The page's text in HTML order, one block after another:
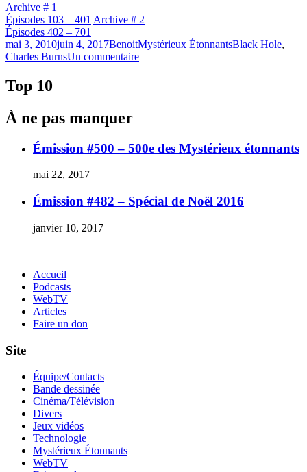
Archive # 1
Épisodes 103 – 401 Archive # 2
Épisodes 402 – 701
Publié
le
mai 3, 2010juin 4, 2017BenoitCatégories
Mystérieux ÉtonnantsÉtiquettes
Black Hole,
Charles BurnsUn commentairesur
Top 10
À ne pas manquer
Émission #500 – 500e des Mystérieux étonnants
mai 22, 2017
Émission #482 – Spécial de Noël 2016
janvier 10, 2017
Accueil
Podcasts
WebTV
Articles
Faire un don
Site
Équipe/Contacts
Bande dessinée
Cinéma/Télévision
Divers
Jeux vidéos
Technologie
Mystérieux Étonnants
WebTV